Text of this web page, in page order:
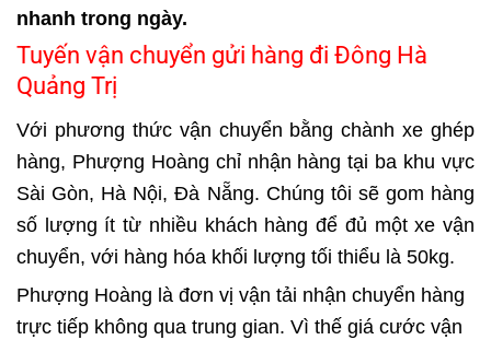
nhanh trong ngày.
Tuyến vận chuyển gửi hàng đi Đông Hà
Quảng Trị
Với phương thức vận chuyển bằng chành xe ghép
hàng, Phượng Hoàng chỉ nhận hàng tại ba khu vực
Sài Gòn, Hà Nội, Đà Nẵng. Chúng tôi sẽ gom hàng
số lượng ít từ nhiều khách hàng để đủ một xe vận
chuyển, với hàng hóa khối lượng tối thiểu là 50kg.
Phượng Hoàng là đơn vị vận tải nhận chuyển hàng
trực tiếp không qua trung gian. Vì thế giá cước vận